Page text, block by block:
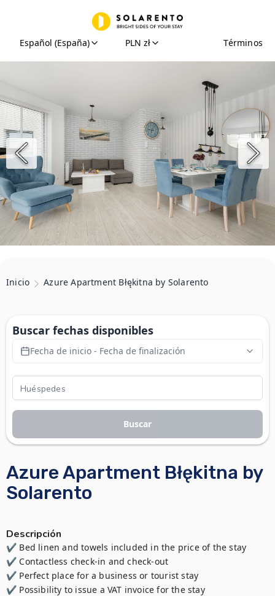
Español (España) PLN zł Términos
Inicio Azure Apartment Błękitna by Solarento
Azure Apartment Błękitna by
Solarento
Descripción
✔ Bed linen and towels included in the price of the stay
✔ Contactless check-in and check-out
✔ Perfect place for a business or tourist stay
✔ Possibility to issue a VAT invoice for the stay
Buscar fechas disponibles
Fecha de inicio - Fecha de finalización
Buscar